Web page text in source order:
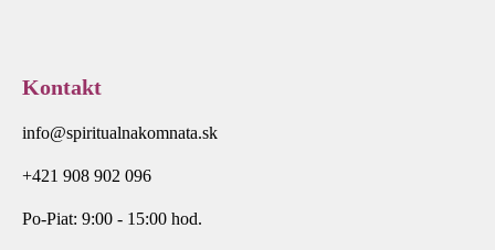
Kontakt
info@spiritualnakomnata.sk
+421 908 902 096
Po-Piat: 9:00 - 15:00 hod.